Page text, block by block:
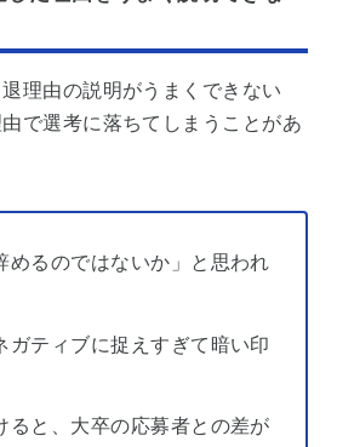
理由の説明がうまくできない
で選考に落ちてしまうことがあ
めるのではないか」と思われ
ガティブに捉えすぎて暗い印
ると、大卒の応募者との差が